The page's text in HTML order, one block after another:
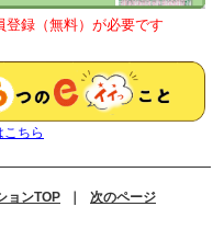
録（無料）が必要です
ちら
ョンTOP 次のページ